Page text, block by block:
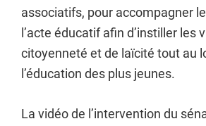
associatifs, pour accompagner
l’acte éducatif afin d’instiller les
citoyenneté et de laïcité tout au
l’éducation des plus jeunes.
La vidéo de l’intervention du